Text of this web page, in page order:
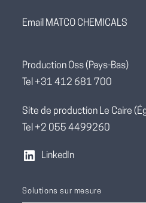
Email MATCO CHEMICALS
Production Oss (Pays-Bas)
Tel +31 412 681 700
Site de production Le Caire
Tel +2 055 4499260
LinkedIn
Solutions sur mesure